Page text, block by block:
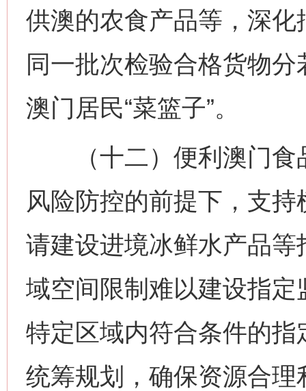
供澳的农食产品等，深
同一批次检验合格货物
澳门居民“菜篮子”。
（十二）便利澳门食
风险防控的前提下，支
请建设进境冰鲜水产品
域空间限制难以建设指
特定区域内符合条件的
统筹规划，确保资源合